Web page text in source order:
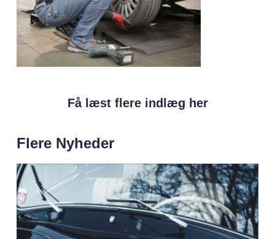
Få læst flere indlæg her
Flere Nyheder